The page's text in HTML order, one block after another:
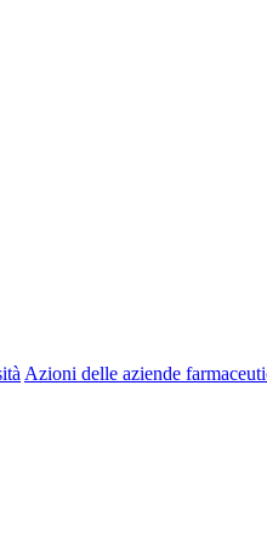
Azioni delle aziende